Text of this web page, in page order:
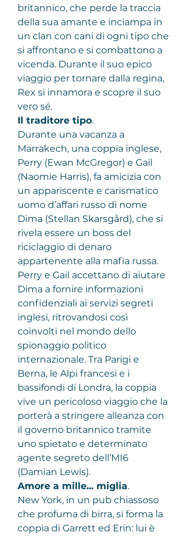
britannico, che perde la traccia
della sua amante e inciampa in
un clan con cani di ogni tipo che
si affrontano e si combattono a
vicenda. Durante il suo epico
viaggio per tornare dalla regina,
Rex si innamora e scopre il suo
vero sé.
Il traditore tipo.
Durante una vacanza a
Marrakech, una coppia inglese,
Perry (Ewan McGregor) e Gail
(Naomie Harris), fa amicizia con
un appariscente e carismatico
uomo d’affari russo di nome
Dima (Stellan Skarsgård), che si
rivela essere un boss del
riciclaggio di denaro
appartenente alla mafia russa.
Perry e Gail accettano di aiutare
Dima a fornire informazioni
confidenziali ai servizi segreti
inglesi, ritrovandosi così
coinvolti nel mondo dello
spionaggio politico
internazionale. Tra Parigi e
Berna, le Alpi francesi e i
bassifondi di Londra, la coppia
vive un pericoloso viaggio che la
porterà a stringere alleanza con
il governo britannico tramite
uno spietato e determinato
agente segreto dell’MI6
(Damian Lewis).
Amore a mille... miglia.
New York, in un pub chiassoso
che profuma di birra, si forma la
coppia di Garrett ed Erin: lui è